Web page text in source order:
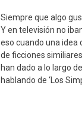
Siempre que algo
Y en televisión no
eso cuando una idea
de ficciones
han dado a lo largo
hablando de ‘Los